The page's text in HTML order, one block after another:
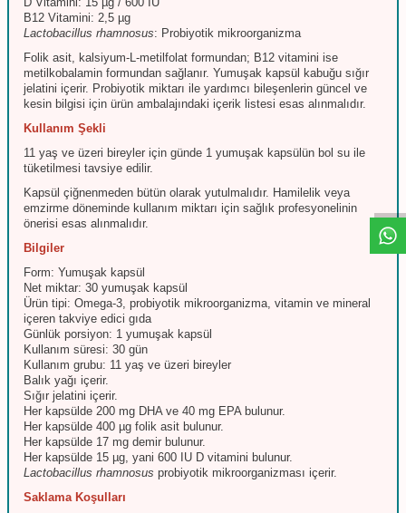
B12 Vitamini: 2,5 µg
Lactobacillus rhamnosus: Probiyotik mikroorganizma
Folik asit, kalsiyum-L-metilfolat formundan; B12 vitamini ise
metilkobalamin formundan sağlanır. Yumuşak kapsül kabuğu sığır
jelatini içerir. Probiyotik miktarı ile yardımcı bileşenlerin güncel ve
kesin bilgisi için ürün ambalajındaki içerik listesi esas alınmalıdır.
Kullanım Şekli
11 yaş ve üzeri bireyler için günde 1 yumuşak kapsülün bol su ile
tüketilmesi tavsiye edilir.
Kapsül çiğnenmeden bütün olarak yutulmalıdır. Hamilelik veya
emzirme döneminde kullanım miktarı için sağlık profesyonelinin
önerisi esas alınmalıdır.
Bilgiler
Form: Yumuşak kapsül
Net miktar: 30 yumuşak kapsül
Ürün tipi: Omega-3, probiyotik mikroorganizma, vitamin ve mineral
içeren takviye edici gıda
Günlük porsiyon: 1 yumuşak kapsül
Kullanım süresi: 30 gün
Kullanım grubu: 11 yaş ve üzeri bireyler
Balık yağı içerir.
Sığır jelatini içerir.
Her kapsülde 200 mg DHA ve 40 mg EPA bulunur.
Her kapsülde 400 µg folik asit bulunur.
Her kapsülde 17 mg demir bulunur.
Her kapsülde 15 µg, yani 600 IU D vitamini bulunur.
Lactobacillus rhamnosus probiyotik mikroorganizması içerir.
Saklama Koşulları